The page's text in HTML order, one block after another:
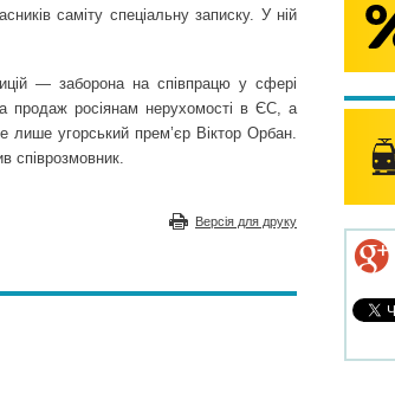
саміту спеціальну записку. У ній
— заборона на співпрацю у сфері
продаж росіянам нерухомості в ЄС, а
лише угорський прем’єр Віктор Орбан.
співрозмовник.
Версія для друку